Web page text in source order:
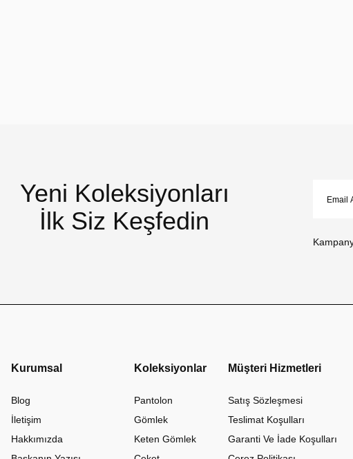
Yeni Koleksiyonları
İlk Siz Keşfedin
Kurumsal
Blog
İletişim
Hakkımızda
Koleksiyonlar
Pantolon
Gömlek
Keten Gömlek
Müşteri Hizmetleri
Satış Sözleşmesi
Teslimat Koşulları
Garanti Ve İade Koşulları